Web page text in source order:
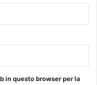
in questo browser per la